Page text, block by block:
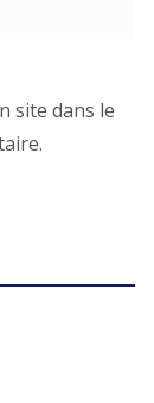
site dans le